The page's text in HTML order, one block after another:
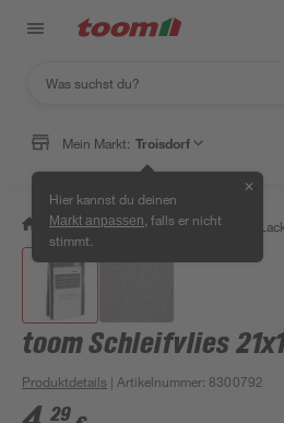
Mein Markt: Troisdorf
Hier kannst du deinen
Markt anpassen , falls er nicht
stimmt.
✕
/ Bauen & Renovieren / Farben,
toom Schleifvlies
Produktdetails | Artikelnummer: 8300792
29